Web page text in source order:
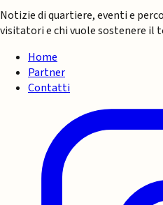
Notizie di quartiere, eventi e
visitatori e chi vuole sostenere il
Home
Partner
Contatti